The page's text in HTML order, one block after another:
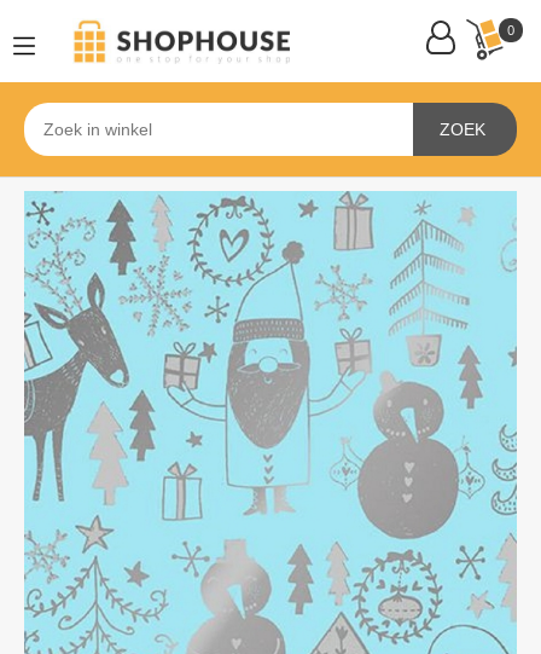
0
ZOEK